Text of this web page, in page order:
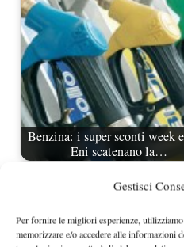
Gestisci
Per fornire le migliori esperienze,
memorizzare e/o accedere alle informazioni
Benzina: i super sconti week
Eni scatenano la…